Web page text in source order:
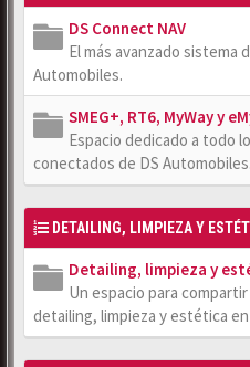
DS Connect NAV
El más avanzado sistema
Automobiles.
SMEG+, RT6, MyWay y
Espacio dedicado a todo
conectados de DS Automobiles.
DETAILING, LIMPIEZA Y
Detailing, limpieza y
Un espacio para
detailing, limpieza y estética